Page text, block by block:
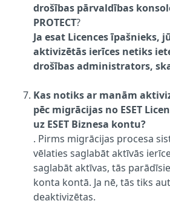
drošības pārvaldības
PROTECT?
Ja esat Licences īpašnieks,
aktivizētās ierīces netiks
drošības administrators,
Kas notiks ar manām
pēc migrācijas no ESET
uz ESET Biznesa kontu?
. Pirms migrācijas procesa
vēlaties saglabāt aktīvās
saglabāt aktīvas, tās
konta kontā. Ja nē, tās tiks
deaktivizētas.